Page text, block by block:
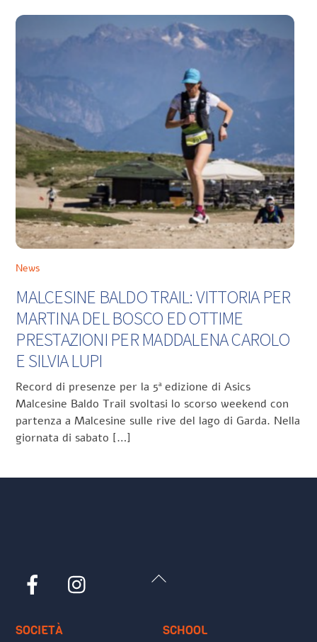
News
MALCESINE BALDO TRAIL: VITTORIA PER
MARTINA DEL BOSCO ED OTTIME
PRESTAZIONI PER MADDALENA CAROLO
E SILVIA LUPI
Record di presenze per la 5ª edizione di Asics
Malcesine Baldo Trail svoltasi lo scorso weekend con
partenza a Malcesine sulle rive del lago di Garda. Nella
giornata di sabato […]
Back
Facebook
SOCIETÀ SCHOOL